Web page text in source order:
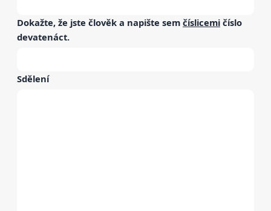
Dokažte, že jste člověk a napište sem číslicemi číslo
devatenáct.
Sdělení